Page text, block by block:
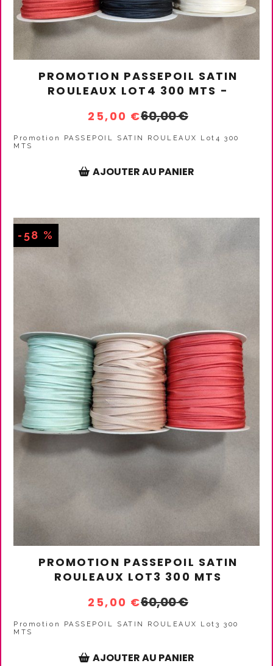
PROMOTION PASSEPOIL SATIN
ROULEAUX LOT4 300 MTS -
25,00 €60,00€
Promotion PASSEPOIL SATIN ROULEAUX Lot4 300
MTS
AJOUTER AU PANIER
-58 %
PROMOTION PASSEPOIL SATIN
ROULEAUX LOT3 300 MTS
25,00 €60,00€
Promotion PASSEPOIL SATIN ROULEAUX Lot3 300
MTS
AJOUTER AU PANIER